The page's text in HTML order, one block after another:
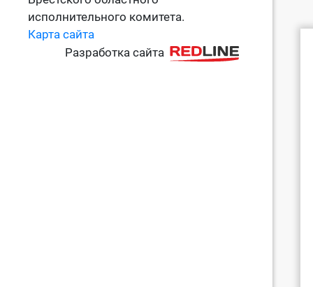
исполнительного комитета.
Карта сайта
Разработка сайта